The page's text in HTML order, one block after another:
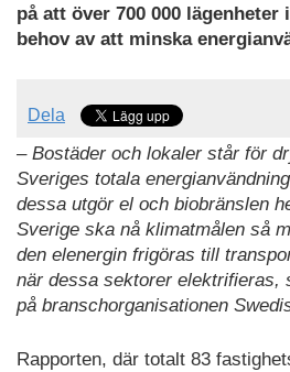
på att över 700 000 lägenheter
behov av att minska
Dela
– Bostäder och lokaler står för
Sveriges totala
dessa utgör el och biobränslen
Sverige ska nå klimatmålen så
den elenergin frigöras till
när dessa sektorer elektrifieras,
på branschorganisationen
Rapporten, där totalt 83